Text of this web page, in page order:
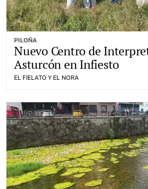
PILOÑA
Nuevo Centro de
Asturcón en Infiesto
EL FIELATO Y EL NORA